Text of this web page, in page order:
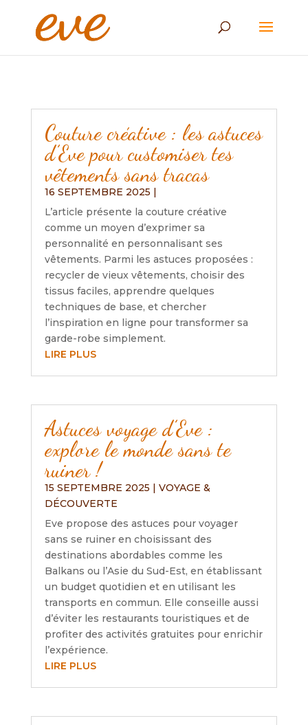
Couture créative : les astuces
d’Eve pour customiser tes
vêtements sans tracas
16 SEPTEMBRE 2025 |
L’article présente la couture créative
comme un moyen d’exprimer sa
personnalité en personnalisant ses
vêtements. Parmi les astuces proposées :
recycler de vieux vêtements, choisir des
tissus faciles, apprendre quelques
techniques de base, et chercher
l’inspiration en ligne pour transformer sa
garde-robe simplement.
LIRE PLUS
Astuces voyage d’Eve :
explore le monde sans te
ruiner !
15 SEPTEMBRE 2025 | VOYAGE &
DÉCOUVERTE
Eve propose des astuces pour voyager
sans se ruiner en choisissant des
destinations abordables comme les
Balkans ou l’Asie du Sud-Est, en établissant
un budget quotidien et en utilisant les
transports en commun. Elle conseille aussi
d’éviter les restaurants touristiques et de
profiter des activités gratuites pour enrichir
l’expérience.
LIRE PLUS